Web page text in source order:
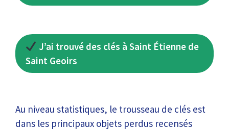
J’ai trouvé des clés à Saint Étienne de
Saint Geoirs
Au niveau statistiques, le trousseau de clés est
dans les principaux objets perdus recensés